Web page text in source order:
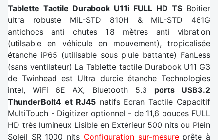
Tablette Tactile Durabook U11i FULL HD TS Boitier
ultra robuste MiL-STD 810H & MiL-STD 461G
antichocs anti chutes 1,8 mètres anti vibration
(utilsable en véhicule en mouvement), tropicalisée
étanche iP65 (utilisable sous pluie battante) FanLess
(sans ventilateur) La Tablette tactile Durabook U11 G3
de Twinhead est Ultra durcie étanche Technologies
intel, WiFi 6E AX, Bluetooth 5.3 ports USB3.2
ThunderBolt4 et RJ45natifs Ecran Tactile Capacitif
MultiTouch - Digitizer optionnel - de 11,6 pouces FULL
HD très lumineux Lisible en Extérieur 500 nits ou Plein
Soleil SR 1000 nits Configuration sur-mesureprête à